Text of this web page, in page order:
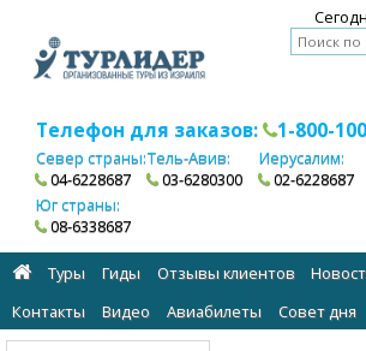
Телефон для заказов: 1-800-
Север страны:
04-6228687
Тель-Авив:
03-6280300
Иерусалим:
02-6228687
Юг страны:
08-6338687
Туры Гиды Отзывы клиентов
Контакты
Видео Авиабилеты Cовет дня